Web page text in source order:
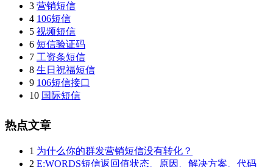
3 营销短信
4 106短信
5 视频短信
6 短信验证码
7 工资条短信
8 生日祝福短信
9 106短信接口
10 国际短信
热点文章
1 为什么你的群发营销短信没有转化？
2 E:WORDS短信返回值状态、原因、解决方案、代码